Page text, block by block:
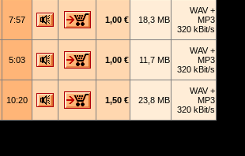
7:57 1,00 € 18,3 MB
WAV +
MP3
320 kBit/s
5:03 1,00 € 11,7 MB
WAV +
MP3
320 kBit/s
10:20 1,50 € 23,8 MB
WAV +
MP3
320 kBit/s